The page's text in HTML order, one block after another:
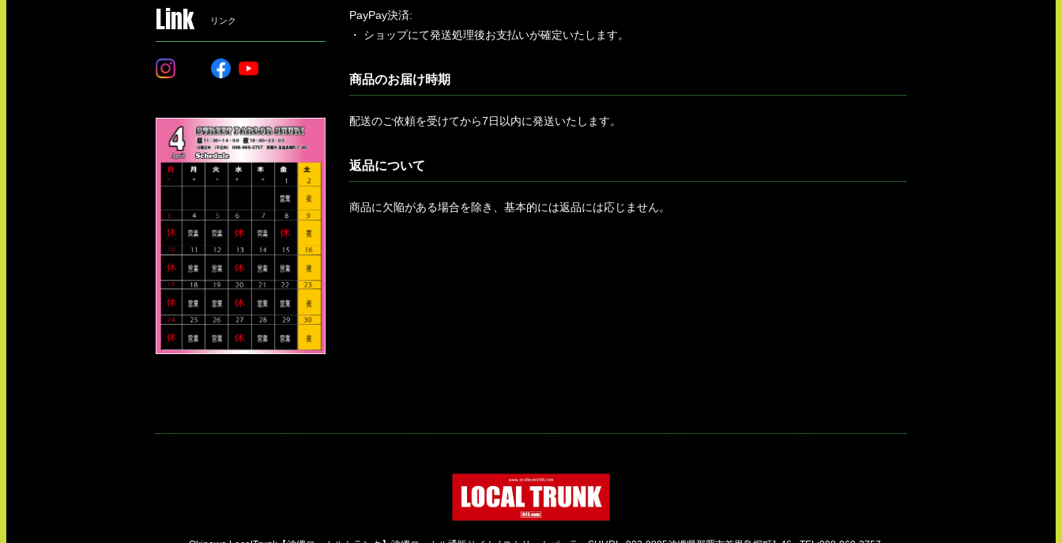
PayPay決済:
・ ショップにて発送処理後お支払いが確定いたします。
商品のお届け時期
配送のご依頼を受けてから7日以内に発送いたします。
返品について
商品に欠陥がある場合を除き、基本的には返品には応じません。
Link リンク